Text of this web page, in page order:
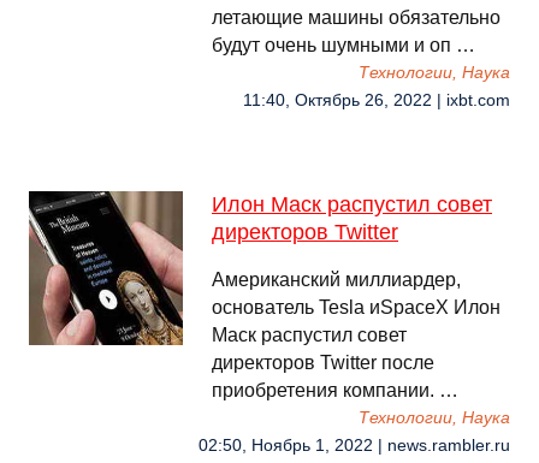
летающие машины обязательно
будут очень шумными и оп …
Технологии, Наука
11:40, Октябрь 26, 2022 | ixbt.com
Илон Маск распустил совет
директоров Twitter
Американский миллиардер,
основатель Tesla иSpaceX Илон
Маск распустил совет
директоров Twitter после
приобретения компании. …
Технологии, Наука
02:50, Ноябрь 1, 2022 | news.rambler.ru